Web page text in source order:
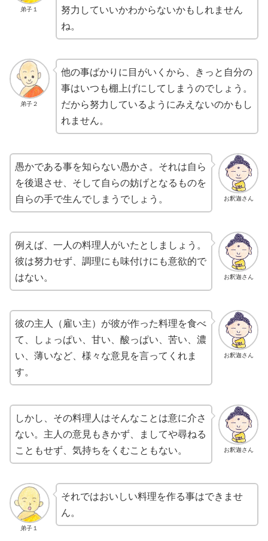
弟子１
努力していいかわからないかもしれません
ね。
弟子２
他の事ばかりに目がいくから、きっと自分の
事はいつも棚上げにしてしまうのでしょう。
だから努力しているようにみえないのかもし
れません。
お釈迦さん
愚かである事を知らない愚かさ。それは自ら
を後退させ、そして自らの妨げとなるものを
自らの手で生んでしまうでしょう。
お釈迦さん
例えば、一人の料理人がいたとしましょう。
彼は努力せず、調理にも味付けにも意欲的で
はない。
お釈迦さん
彼の主人（雇い主）が彼が作った料理を食べ
て、しょっぱい、甘い、酸っぱい、苦い、濃
い、薄いなど、様々な意見を言ってくれま
す。
お釈迦さん
しかし、その料理人はそんなことは意に介さ
ない。主人の意見もきかず、ましてや尋ねる
こともせず、気持ちをくむこともない。
弟子１
それではおいしい料理を作る事はできませ
ん。